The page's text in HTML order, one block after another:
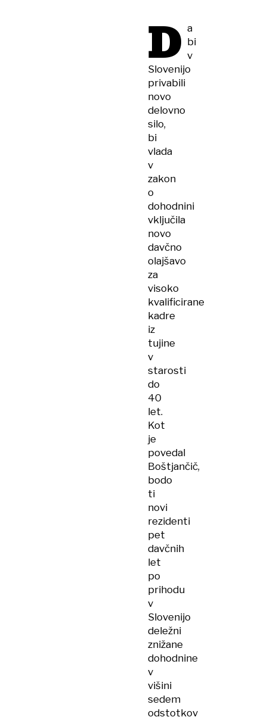
D a
bi
v
Slovenijo
privabili
novo
delovno
silo,
bi
vlada
v
zakon
o
dohodnini
vključila
novo
davčno
olajšavo
za
visoko
kvalificirane
kadre
iz
tujine
v
starosti
do
40
let.
Kot
je
povedal
Boštjančič,
bodo
ti
novi
rezidenti
pet
davčnih
let
po
prihodu
v
Slovenijo
deležni
znižane
dohodnine
v
višini
sedem
odstotkov